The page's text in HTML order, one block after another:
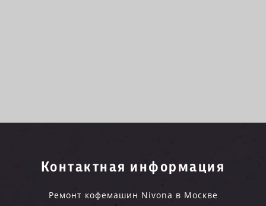
Контактная информация
Ремонт кофемашин Nivona в Москве